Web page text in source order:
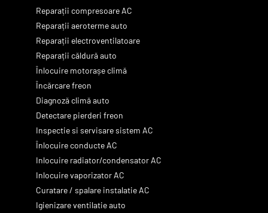
Reparații compresoare AC
Reparații aeroterme auto
Reparații electroventilatoare
Reparații căldură auto
Înlocuire motorașe climă
Încărcare freon
Diagnoză climă auto
Detectare pierderi freon
Inspectie si servisare sistem AC
Înlocuire conducte AC
Inlocuire radiator/condensator AC
Inlocuire vaporizator AC
Curatare / spalare instalatie AC
Igienizare ventilatie auto